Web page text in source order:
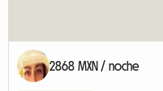
2868 MXN / noche